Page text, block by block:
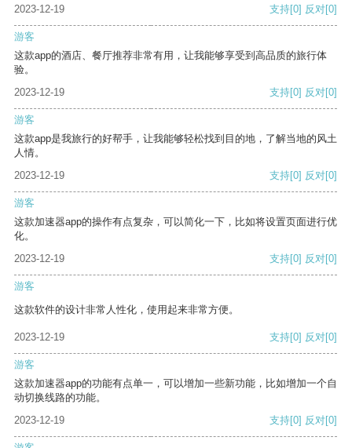
2023-12-19 支持[0] 反对[0]
游客
这款app的酒店、餐厅推荐非常有用，让我能够享受到高品质的旅行体
验。
2023-12-19
支持[0] 反对[0]
游客
这款app是我旅行的好帮手，让我能够轻松找到目的地，了解当地的风土
人情。
2023-12-19
支持[0] 反对[0]
游客
这款加速器app的操作有点复杂，可以简化一下，比如将设置页面进行优
化。
2023-12-19
支持[0] 反对[0]
游客
这款软件的设计非常人性化，使用起来非常方便。
2023-12-19 支持[0] 反对[0]
游客
这款加速器app的功能有点单一，可以增加一些新功能，比如增加一个自
动切换线路的功能。
2023-12-19
支持[0] 反对[0]